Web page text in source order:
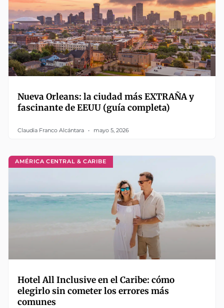
Nueva Orleans: la ciudad más EXTRAÑA y
fascinante de EEUU (guía completa)
Claudia Franco Alcántara mayo 5, 2026
AMÉRICA CENTRAL & CARIBE
Hotel All Inclusive en el Caribe: cómo
elegirlo sin cometer los errores más
comunes